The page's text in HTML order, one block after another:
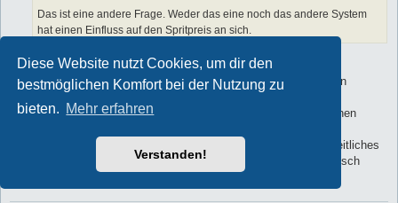
Diese Website nutzt Cookies, um dir den
bestmöglichen Komfort bei der Nutzung zu
bieten. Mehr erfahren
Verstanden!
Das ist eine andere Frage. Weder das eine noch das andere System
hat einen Einfluss auf den Spritpreis an sich.
Da sind wir uns einig - fein
Ja, vielleicht habe ich diese Prämisse (teurer fossiler Teibstoff) in
Ich hatte verstanden, dass dieses neue Gesetz aufgrund der hohen
Wenn es darauf aber keinen Einfluss hat, dann ist das nur ein zeitliches
Zusammentreffen zweier Ereignisse. Auch ok. Hatte ich dann falsch